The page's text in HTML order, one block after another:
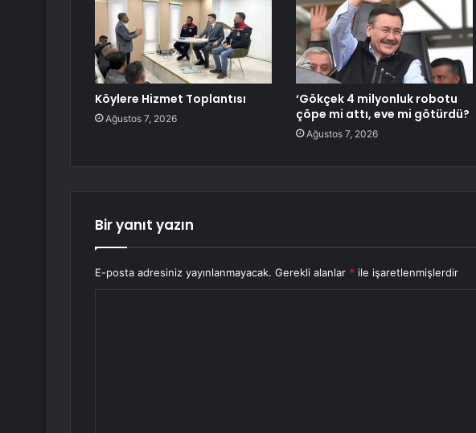
Köylere Hizmet Toplantısı
Ağustos 7, 2026
‘Gökçek 4 milyonluk robotu
çöpe mi attı, eve mi götürdü?
Ağustos 7, 2026
Bir yanıt yazın
E-posta adresiniz yayınlanmayacak. Gerekli alanlar * ile işaretlenmişlerdir